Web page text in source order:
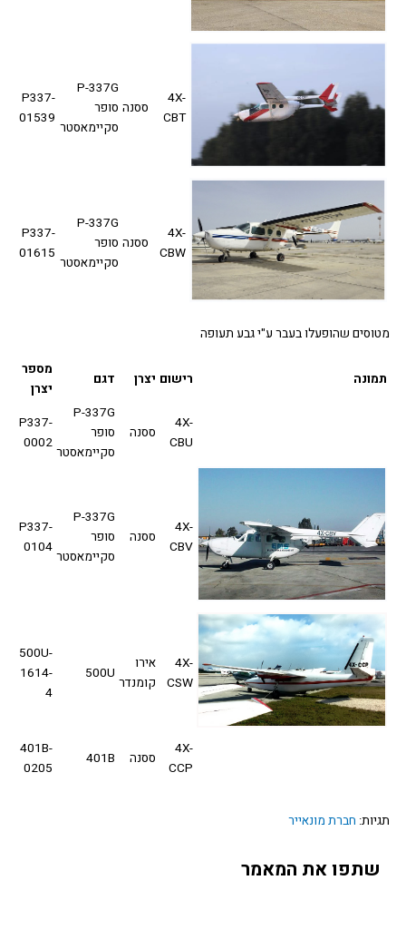
P-337G
סופר
סקיימאסטר
P337-
01539
4X-
CBW
P-337G
סופר
סקיימאסטר
P337-
01615
שהופעלו בעבר ע"י גבע תעופה
רישום יצרן דגם
מספר
ססנה
P-337G
סופר
סקיימאסטר
P337-
4X-
CBV
ססנה
P-337G
סופר
סקיימאסטר
P337-
4X-
CSW
אירו
קומנדר
500U
500U-
1614-
ססנה 401B
401B-
חברת מונאייר
את המאמר